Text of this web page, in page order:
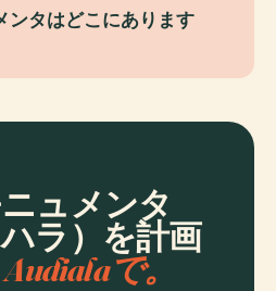
ンタはどこにあります
ュメンタ
ハラ）を計画
Audialaで。